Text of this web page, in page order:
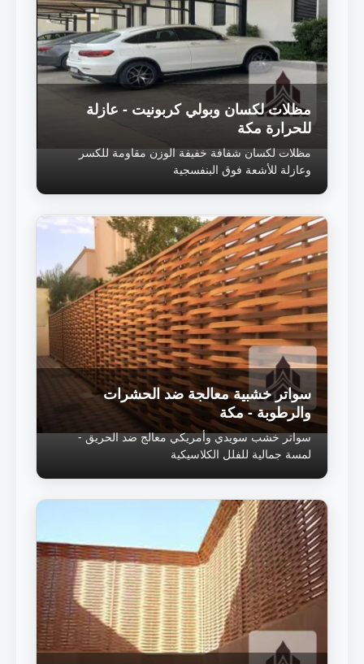
مظلات لكسان وبولي كربونيت - عازلة
للحرارة مكة
مظلات لكسان شفافة خفيفة الوزن مقاومة للكسر
وعازلة للأشعة فوق البنفسجية
سواتر خشبية معالجة ضد الحشرات
والرطوبة - مكة
سواتر خشب سويدي وأمريكي معالج ضد الحريق -
لمسة جمالية للفلل الكلاسيكية